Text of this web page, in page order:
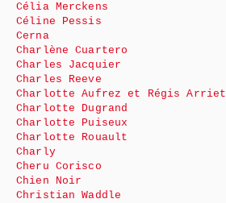
Célia Merckens
Céline Pessis
Cerna
Charlène Cuartero
Charles Jacquier
Charles Reeve
Charlotte Aufrez et Régis Arriet
Charlotte Dugrand
Charlotte Puiseux
Charlotte Rouault
Charly
Cheru Corisco
Chien Noir
Christian Waddle